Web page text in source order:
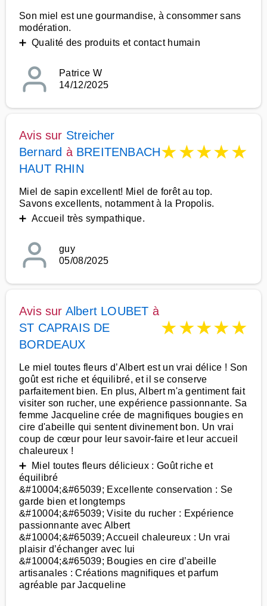
Son miel est une gourmandise, à consommer sans
modération.
➕ Qualité des produits et contact humain
Patrice W
14/12/2025
Avis sur Streicher
Bernard à BREITENBACH
HAUT RHIN
★★★★★
Miel de sapin excellent! Miel de forêt au top.
Savons excellents, notamment à la Propolis.
➕ Accueil très sympathique.
guy
05/08/2025
Avis sur Albert LOUBET à
ST CAPRAIS DE
BORDEAUX
★★★★★
Le miel toutes fleurs d’Albert est un vrai délice ! Son
goût est riche et équilibré, et il se conserve
parfaitement bien. En plus, Albert m'a gentiment fait
visiter son rucher, une expérience passionnante. Sa
femme Jacqueline crée de magnifiques bougies en
cire d'abeille qui sentent divinement bon. Un vrai
coup de cœur pour leur savoir-faire et leur accueil
chaleureux !
➕ Miel toutes fleurs délicieux : Goût riche et
équilibré
&#10004;&#65039; Excellente conservation : Se
garde bien et longtemps
&#10004;&#65039; Visite du rucher : Expérience
passionnante avec Albert
&#10004;&#65039; Accueil chaleureux : Un vrai
plaisir d’échanger avec lui
&#10004;&#65039; Bougies en cire d’abeille
artisanales : Créations magnifiques et parfum
agréable par Jacqueline